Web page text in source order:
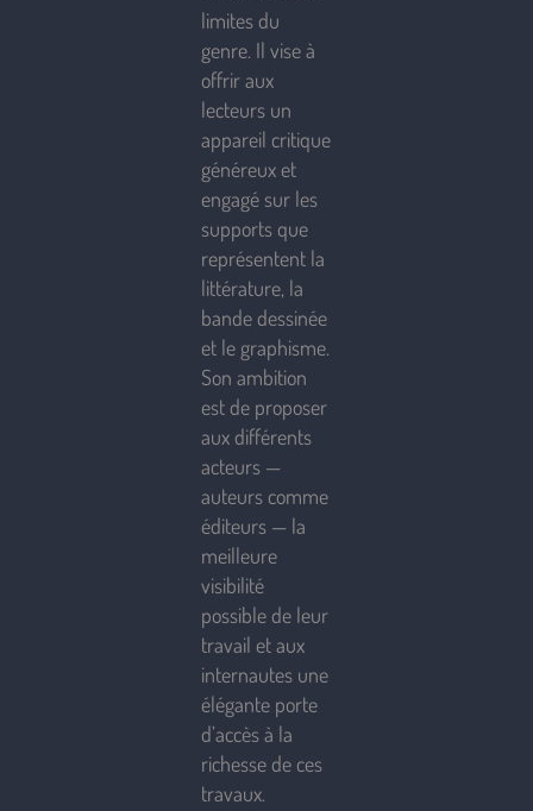
limites du
genre. Il vise à
offrir aux
lecteurs un
appareil critique
généreux et
engagé sur les
supports que
représentent la
littérature, la
bande dessinée
et le graphisme.
Son ambition
est de proposer
aux différents
acteurs —
auteurs comme
éditeurs — la
meilleure
visibilité
possible de leur
travail et aux
internautes une
élégante porte
d’accès à la
richesse de ces
travaux.